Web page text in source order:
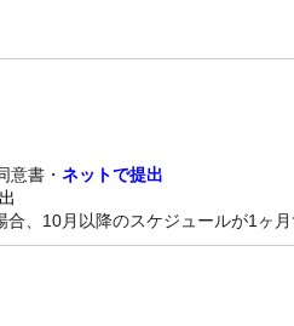
意書・ ネットで提出
、10月以降のスケジュールが1ヶ月